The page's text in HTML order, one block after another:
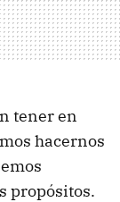
tener en
hacernos
propósitos.